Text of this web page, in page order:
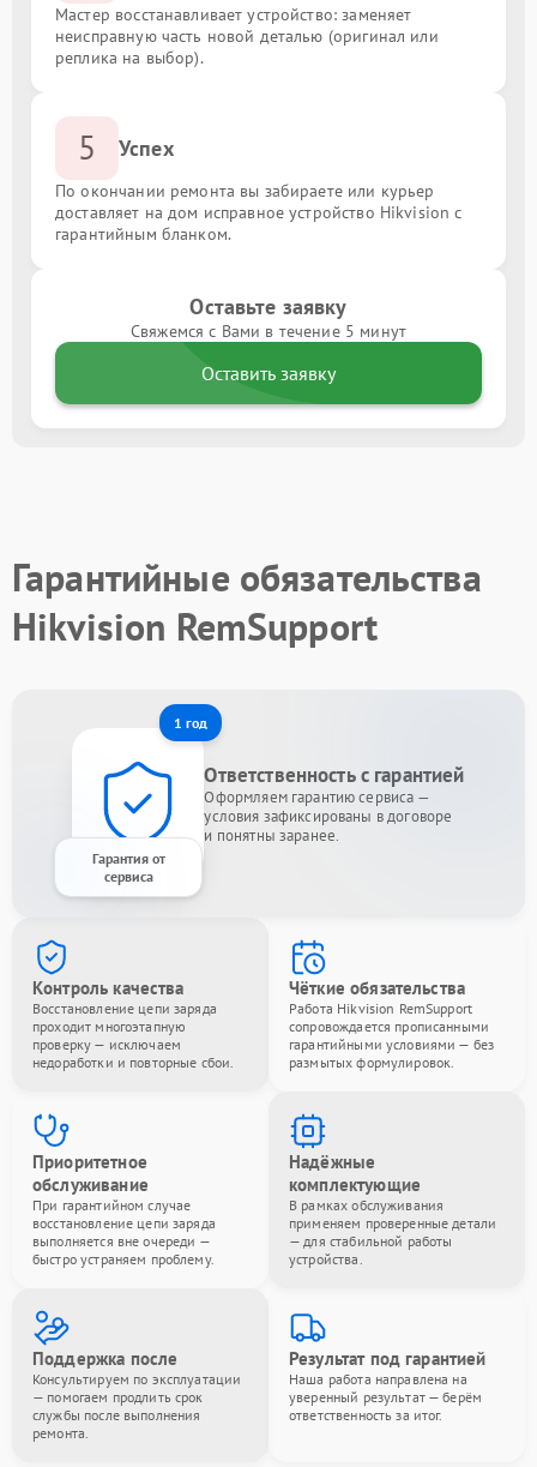
Мастер восстанавливает устройство: заменяет
неисправную часть новой деталью (оригинал или
реплика на выбор).
5 Успех
По окончании ремонта вы забираете или курьер
доставляет на дом исправное устройство Hikvision с
гарантийным бланком.
Оставьте заявку
Свяжемся с Вами в течение 5 минут
Оставить заявку
Гарантийные обязательства
Hikvision RemSupport
1 год
Гарантия от
сервиса
Ответственность с гарантией
Оформляем гарантию сервиса —
условия зафиксированы в договоре
и понятны заранее.
Контроль качества
Восстановление цепи заряда
проходит многоэтапную
проверку — исключаем
недоработки и повторные сбои.
Чёткие обязательства
Работа Hikvision RemSupport
сопровождается прописанными
гарантийными условиями — без
размытых формулировок.
Приоритетное
обслуживание
При гарантийном случае
восстановление цепи заряда
выполняется вне очереди —
быстро устраняем проблему.
Надёжные
комплектующие
В рамках обслуживания
применяем проверенные детали
— для стабильной работы
устройства.
Поддержка после
Консультируем по эксплуатации
— помогаем продлить срок
службы после выполнения
ремонта.
Результат под гарантией
Наша работа направлена на
уверенный результат — берём
ответственность за итог.